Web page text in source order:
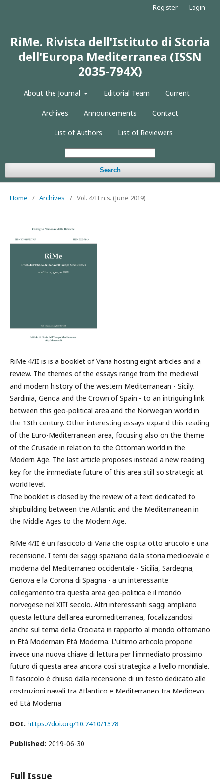
RiMe. Rivista dell'Istituto di Storia
dell'Europa Mediterranea (ISSN
2035-794X)
About the Journal Editorial Team Current
Archives Announcements Contact
List of Authors List of Reviewers
Search
Register Login
Home / Archives / Vol. 4/II n.s. (June 2019)
RiMe 4/II is is a booklet of Varia hosting eight articles and a
review. The themes of the essays range from the medieval
and modern history of the western Mediterranean - Sicily,
Sardinia, Genoa and the Crown of Spain - to an intriguing link
between this geo-political area and the Norwegian world in
the 13th century. Other interesting essays expand this reading
of the Euro-Mediterranean area, focusing also on the theme
of the Crusade in relation to the Ottoman world in the
Modern Age. The last article proposes instead a new reading
key for the immediate future of this area still so strategic at
world level.
The booklet is closed by the review of a text dedicated to
shipbuilding between the Atlantic and the Mediterranean in
the Middle Ages to the Modern Age.
RiMe 4/II è un fascicolo di Varia che ospita otto articolo e una
recensione. I temi dei saggi spaziano dalla storia medioevale e
moderna del Mediterraneo occidentale - Sicilia, Sardegna,
Genova e la Corona di Spagna - a un interessante
collegamento tra questa area geo-politica e il mondo
norvegese nel XIII secolo. Altri interessanti saggi ampliano
questa lettura dell'area euromediterranea, focalizzandosi
anche sul tema della Crociata in rapporto al mondo ottomano
in Età Modernain Età Moderna. L'ultimo articolo propone
invece una nuova chiave di lettura per l'immediato prossimo
futuro di questa area ancora così strategica a livello mondiale.
Il fascicolo è chiuso dalla recensione di un testo dedicato alle
costruzioni navali tra Atlantico e Mediterraneo tra Medioevo
ed Età Moderna
DOI: https://doi.org/10.7410/1378
Published: 2019-06-30
Full Issue